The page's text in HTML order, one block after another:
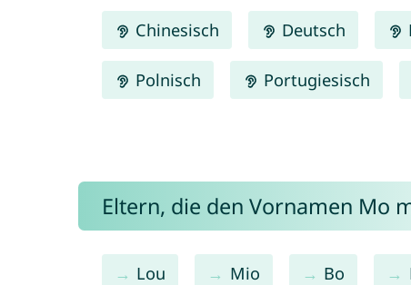
Chinesisch Deutsch
Polnisch Portugiesisch
Eltern, die den Vornamen Mo
Lou Mio Bo